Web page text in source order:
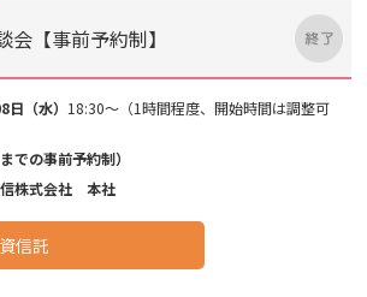
【事前予約制】
（水） 18:30～（1時間程度、開始時間は調整可
での事前予約制）
信株式会社 本社
信託